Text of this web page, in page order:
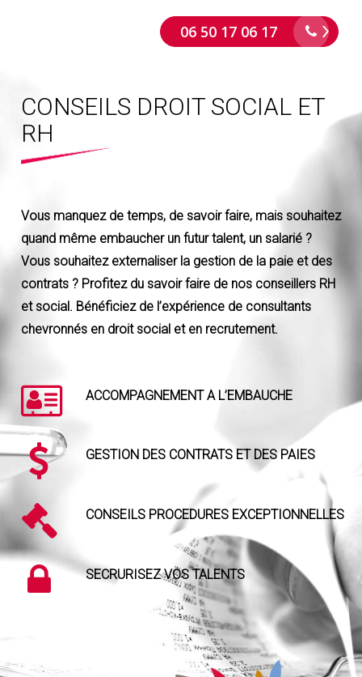
06 50 17 06 17
CONSEILS DROIT SOCIAL ET
RH
Vous manquez de temps, de savoir faire, mais souhaitez
quand même embaucher un futur talent, un salarié ?
Vous souhaitez externaliser la gestion de la paie et des
contrats ? Profitez du savoir faire de nos conseillers RH
et social. Bénéficiez de l’expérience de consultants
chevronnésen droit social et en recrutement.
ACCOMPAGNEMENT A L’EMBAUCHE
GESTION DES CONTRATS ET DES PAIES
CONSEILS PROCEDURES EXCEPTIONNELLES
SECRURISEZ VOS TALENTS